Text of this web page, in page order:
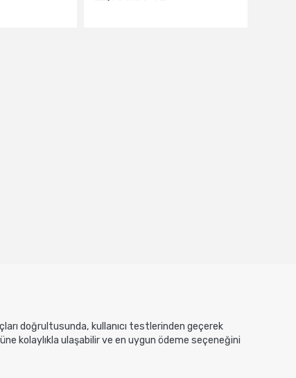
doğrultusunda, kullanıcı testlerinden geçerek
kolaylıkla ulaşabilir ve en uygun ödeme seçeneğini